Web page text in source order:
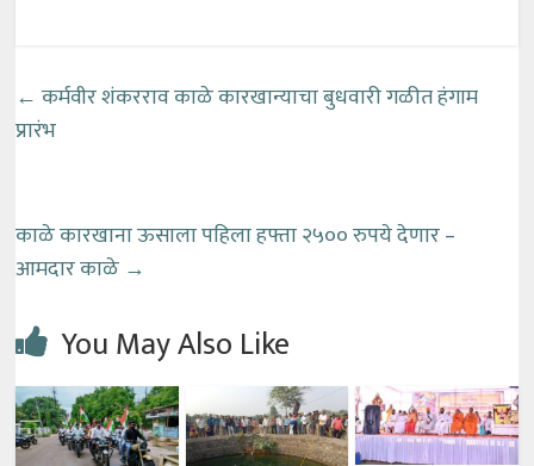
← कर्मवीर शंकरराव काळे कारखान्याचा बुधवारी गळीत हंगाम
प्रारंभ
काळे कारखाना ऊसाला पहिला हफ्ता २५०० रुपये देणार –
आमदार काळे →
You May Also Like